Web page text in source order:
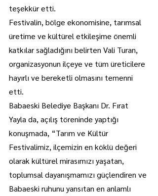
teşekkür etti.
Festivalin, bölge ekonomisine, tarımsal
üretime ve kültürel etkileşime önemli
katkılar sağladığını belirten Vali Turan,
organizasyonun ilçeye ve tüm üreticilere
hayırlı ve bereketli olmasını temenni
etti.
Babaeski Belediye Başkanı Dr. Fırat
Yayla da, açılış töreninde yaptığı
konuşmada, “Tarım ve Kültür
Festivalimiz, ilçemizin en köklü değeri
olarak kültürel mirasımızı yaşatan,
toplumsal dayanışmamızı güçlendiren ve
Babaeski ruhunu yansıtan en anlamlı